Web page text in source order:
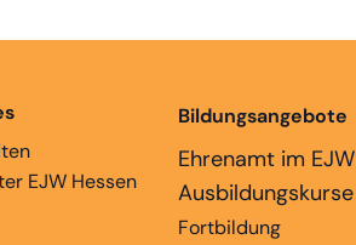
EJW Hessen
Bildungsangebote
Ehrenamt im EJW
Ausbildungskurse
Fortbildung